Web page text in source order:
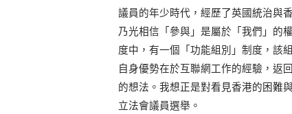
議員的年少時代，經歷了英國統治與
乃光相信「參與」是屬於「我們」的
度中，有一個「功能組別」制度，該
自身優勢在於互聯網工作的經驗，返
的想法。我想正是對看見香港的困難
立法會議員選舉。